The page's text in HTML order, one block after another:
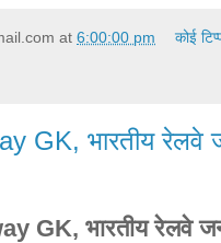
at 6:00:00 pm कोई
GK, भारतीय रेलवे
GK, भारतीय रेलवे